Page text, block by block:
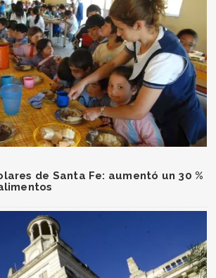
de Santa Fe: aumentó un 30 %